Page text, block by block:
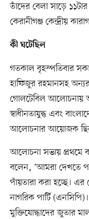
তাঁদের বেলা সাড়ে
কেরানীগঞ্জ কেন্দ্রীয়
কী ঘটেছিল
গতকাল বৃহস্পতিবার
হাফিজুর রহমানসহ
গোলটেবিল আলোচনায়
স্বাধীনতাযুদ্ধ এবং
আলোচনার আয়োজক ছিল
আলোচনা সভায় প্রথমে
বলেন, ‘আমরা দেখতে
পাঁয়তারা করা হচ্ছে।
নাগরিক পার্টি
মুক্তিযোদ্ধাদের জুতার